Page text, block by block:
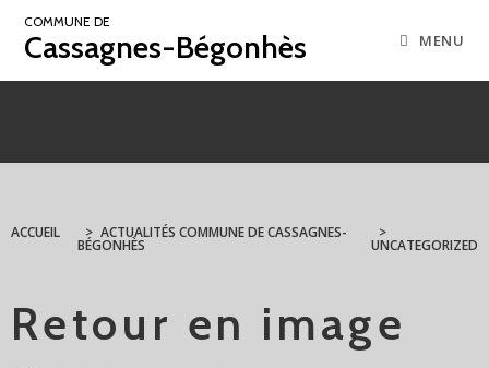
COMMUNE DE
Cassagnes-Bégonhès MENU
ACCUEIL > ACTUALITÉS COMMUNE DE CASSAGNES-
BÉGONHÈS
>
UNCATEGORIZED
Retour en image